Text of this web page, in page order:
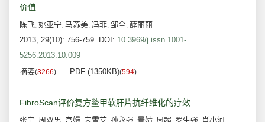
价值
陈飞, 姚亚宁, 马苏美, 冯菲, 邹全, 薛丽丽
2013, 29(10): 756-759. DOI: 10.3969/j.issn.1001-
5256.2013.10.009
摘要(3266) PDF (1350KB)(594)
FibroScan评价复方鳖甲软肝片抗纤维化的疗效
张宁 周双男 宫嫚 宋雪艾 孙永强 景婧 周超 罗生强 肖小河